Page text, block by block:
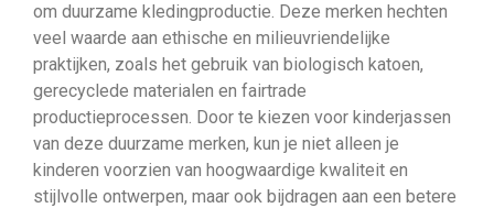
om duurzame kledingproductie. Deze merken hechten
veel waarde aan ethische en milieuvriendelijke
praktijken, zoals het gebruik van biologisch katoen,
gerecyclede materialen en fairtrade
productieprocessen. Door te kiezen voor kinderjassen
van deze duurzame merken, kun je niet alleen je
kinderen voorzien van hoogwaardige kwaliteit en
stijlvolle ontwerpen, maar ook bijdragen aan een betere